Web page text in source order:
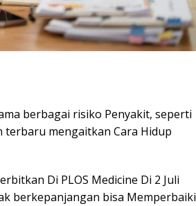
berbagai risiko Penyakit, seperti
terbaru mengaitkan Cara Hidup
Di PLOS Medicine Di 2 Juli
berkepanjangan bisa Memperbaiki